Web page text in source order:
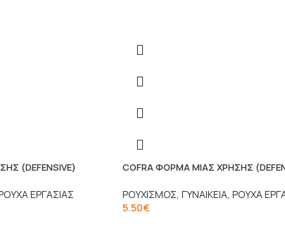
(DEFENSIVE)
ΕΡΓΑΣΙΑΣ
COFRA ΦΟΡΜΑ ΜΙΑΣ ΧΡΗΣΗΣ
ΡΟΥΧΙΣΜΟΣ, ΓΥΝΑΙΚΕΙΑ, ΡΟΥΧΑ
5.50€